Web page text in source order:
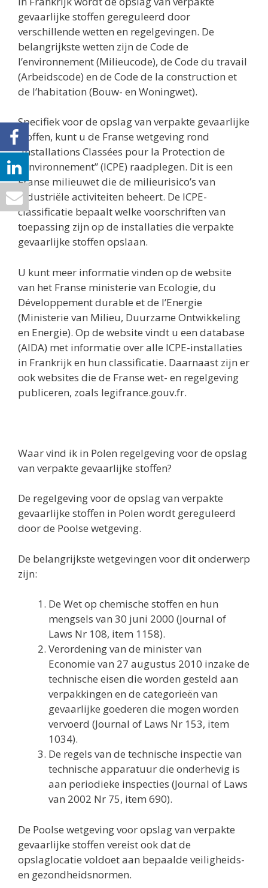
gevaarlijke stoffen gereguleerd door
verschillende wetten en regelgevingen. De
belangrijkste wetten zijn de Code de
l’environnement (Milieucode), de Code du travail
(Arbeidscode) en de Code de la construction et
de l’habitation (Bouw- en Woningwet).
Specifiek voor de opslag van verpakte gevaarlijke
stoffen, kunt u de Franse wetgeving rond
“Installations Classées pour la Protection de
l’Environnement” (ICPE) raadplegen. Dit is een
Franse milieuwet die de milieurisico’s van
industriële activiteiten beheert. De ICPE-
classificatie bepaalt welke voorschriften van
toepassing zijn op de installaties die verpakte
gevaarlijke stoffen opslaan.
U kunt meer informatie vinden op de website
van het Franse ministerie van Ecologie, du
Développement durable et de l’Energie
(Ministerie van Milieu, Duurzame Ontwikkeling
en Energie). Op de website vindt u een database
(AIDA) met informatie over alle ICPE-installaties
in Frankrijk en hun classificatie. Daarnaast zijn er
ook websites die de Franse wet- en regelgeving
publiceren, zoals legifrance.gouv.fr.
Waar vind ik in Polen regelgeving voor de opslag
van verpakte gevaarlijke stoffen?
De regelgeving voor de opslag van verpakte
gevaarlijke stoffen in Polen wordt gereguleerd
door de Poolse wetgeving.
De belangrijkste wetgevingen voor dit onderwerp
zijn:
De Wet op chemische stoffen en hun
mengsels van 30 juni 2000 (Journal of
Laws Nr 108, item 1158).
Verordening van de minister van
Economie van 27 augustus 2010 inzake de
technische eisen die worden gesteld aan
verpakkingen en de categorieën van
gevaarlijke goederen die mogen worden
vervoerd (Journal of Laws Nr 153, item
1034).
De regels van de technische inspectie van
technische apparatuur die onderhevig is
aan periodieke inspecties (Journal of Laws
van 2002 Nr 75, item 690).
De Poolse wetgeving voor opslag van verpakte
gevaarlijke stoffen vereist ook dat de
opslaglocatie voldoet aan bepaalde veiligheids-
en gezondheidsnormen.